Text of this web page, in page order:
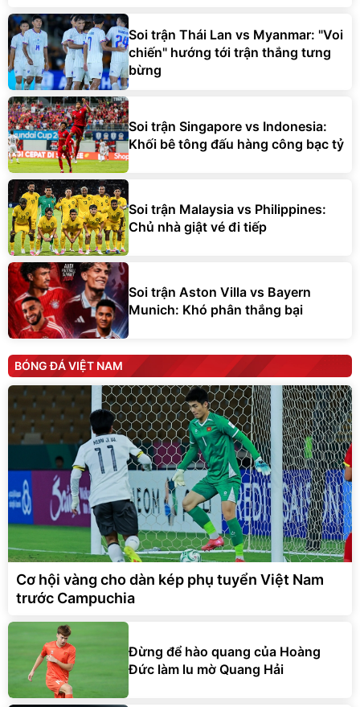
Soi trận Thái Lan vs Myanmar: "Voi
chiến" hướng tới trận thắng tưng
bừng
Soi trận Singapore vs Indonesia:
Khối bê tông đấu hàng công bạc tỷ
Soi trận Malaysia vs Philippines:
Chủ nhà giật vé đi tiếp
Soi trận Aston Villa vs Bayern
Munich: Khó phân thắng bại
BÓNG ĐÁ VIỆT NAM
Cơ hội vàng cho dàn kép phụ tuyển Việt Nam
trước Campuchia
Đừng để hào quang của Hoàng
Đức làm lu mờ Quang Hải